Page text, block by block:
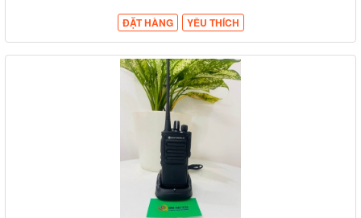
ĐẶT HÀNG YÊU THÍCH